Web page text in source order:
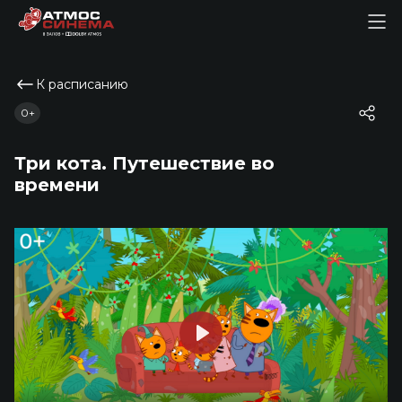
К расписанию
Три кота. Путешествие во
времени
0+
Play